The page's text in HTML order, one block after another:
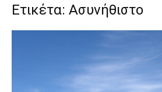
Ετικέτα: Ασυνήθιστο